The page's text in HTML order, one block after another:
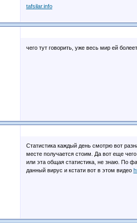
tafsilar.info
чего тут говорить, уже весь мир ей болеет
Статистика каждый день смотрю вот
месте получается стоим. Да вот еще
или эта общая статистика, не знаю. По
данный вирус и кстати вот в этом видео